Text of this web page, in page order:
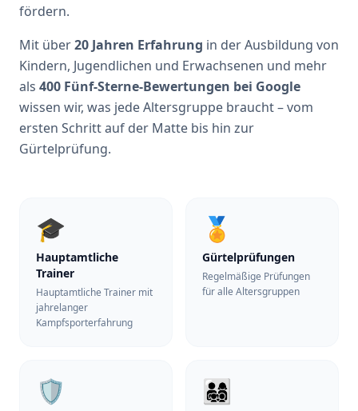
fördern.
Mit über20 Jahren Erfahrung in der Ausbildung von
Kindern, Jugendlichen und Erwachsenen und mehr
als 400 Fünf-Sterne-Bewertungen bei Google
wissen wir, was jede Altersgruppe braucht – vom
ersten Schritt auf der Matte bis hin zur
Gürtelprüfung.
🎓
Hauptamtliche
Trainer
Hauptamtliche Trainer mit
jahrelanger
Kampfsporterfahrung
🏅
Gürtelprüfungen
Regelmäßige Prüfungen
für alle Altersgruppen
🛡️ 👨‍👩‍👧‍👦